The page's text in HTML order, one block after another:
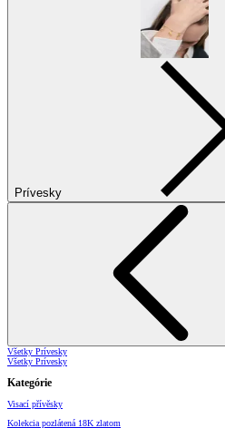
Prívesky
Všetky Prívesky
Všetky Prívesky
Kategórie
Visací přívěsky
Kolekcia pozlátená 18K zlatom